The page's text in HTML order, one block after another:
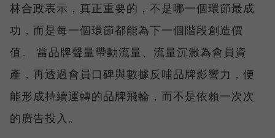
林合政表示，真正重要的，不是哪一個環節最成
功，而是每一個環節都能為下一個階段創造價
值。 當品牌聲量帶動流量、流量沉澱為會員資
產，再透過會員口碑與數據反哺品牌影響力，便
能形成持續運轉的品牌飛輪，而不是依賴一次次
的廣告投入。